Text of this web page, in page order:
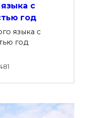
с
год
языка с
год